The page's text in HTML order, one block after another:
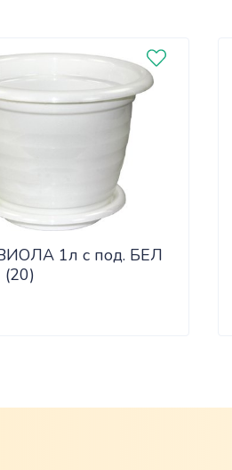
1л с под. БЕЛ